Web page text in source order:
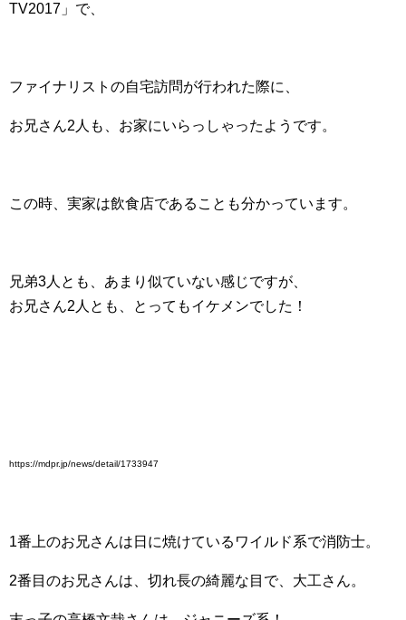
TV2017」で、
ファイナリストの自宅訪問が行われた際に、
お兄さん2人も、お家にいらっしゃったようです。
この時、実家は飲食店であることも分かっています。
兄弟3人とも、あまり似ていない感じですが、
お兄さん2人とも、とってもイケメンでした！
https://mdpr.jp/news/detail/1733947
1番上のお兄さんは日に焼けているワイルド系で消防士。
2番目のお兄さんは、切れ長の綺麗な目で、大工さん。